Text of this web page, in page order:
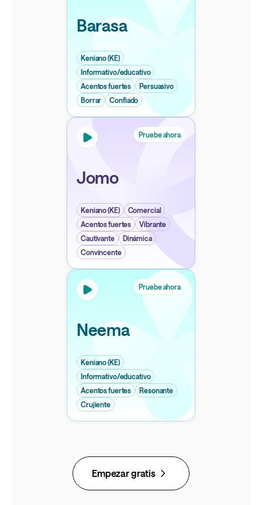
Barasa
Keniano (KE)
Informativo/educativo
Acentos fuertes
Persuasivo
Borrar
Confiado
Pruebe ahora
Jomo
Keniano (KE)
Comercial
Acentos fuertes
Vibrante
Cautivante
Dinámica
Convincente
Pruebe ahora
Neema
Keniano (KE)
Informativo/educativo
Acentos fuertes
Resonante
Crujiente
Empezar gratis